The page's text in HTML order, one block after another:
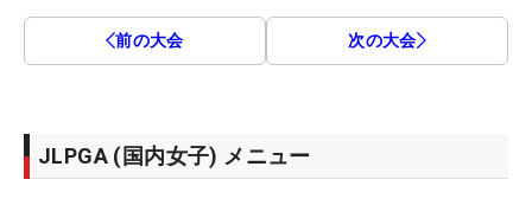
前の大会 次の大会
JLPGA (国内女子) メニュー